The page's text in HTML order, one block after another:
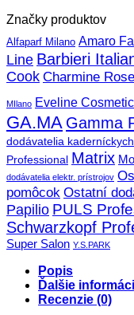
Značky produktov
Alfaparf Milano Amaro
Line Barbieri
Cook Charmine Rose
MIlano Eveline
GA.MA Gamma
dodávatelia
Professional Matrix
dodávatelia elektr. prístrojov
pomôcok Ostatní
Papilio PULS
Schwarzkopf
Super Salon Y.S.PARK
Popis
Ďalšie
Recenzie (0)